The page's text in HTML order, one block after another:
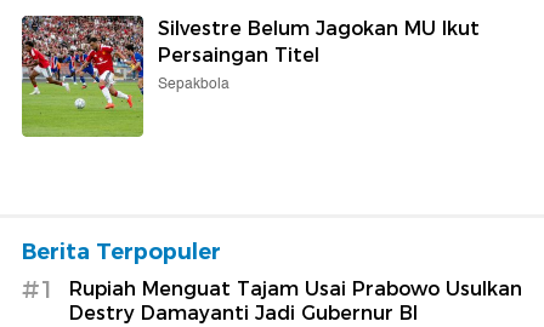
Silvestre Belum Jagokan MU Ikut
Persaingan Titel
Sepakbola
Berita Terpopuler
#1
Rupiah Menguat Tajam Usai Prabowo Usulkan
Destry Damayanti Jadi Gubernur BI